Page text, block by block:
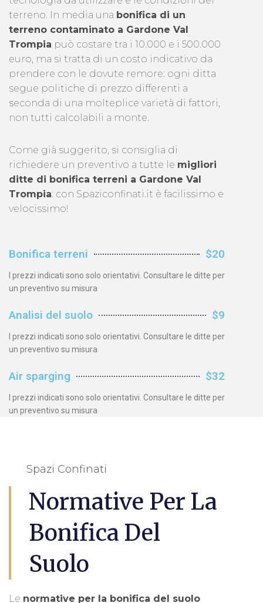
terreno. In media una bonifica di un
terreno contaminato a Gardone Val
Trompia può costare tra i 10.000 e i 500.000
euro, ma si tratta di un costo indicativo da
prendere con le dovute remore: ogni ditta
segue politiche di prezzo differenti a
seconda di una molteplice varietà di fattori,
non tutti calcolabili a monte.
Come già suggerito, si consiglia di
richiedere un preventivo a tutte le migliori
ditte di bonifica terreni a Gardone Val
Trompia: con Spaziconfinati.it è facilissimo e
velocissimo!
Bonifica terreni $20
I prezzi indicati sono solo orientativi. Consultare le ditte per
un preventivo su misura
Analisi del suolo $9
I prezzi indicati sono solo orientativi. Consultare le ditte per
un preventivo su misura
Air sparging $32
I prezzi indicati sono solo orientativi. Consultare le ditte per
un preventivo su misura
Spazi Confinati
Normative Per La
Bonifica Del
Suolo
Le normative per la bonifica del suolo